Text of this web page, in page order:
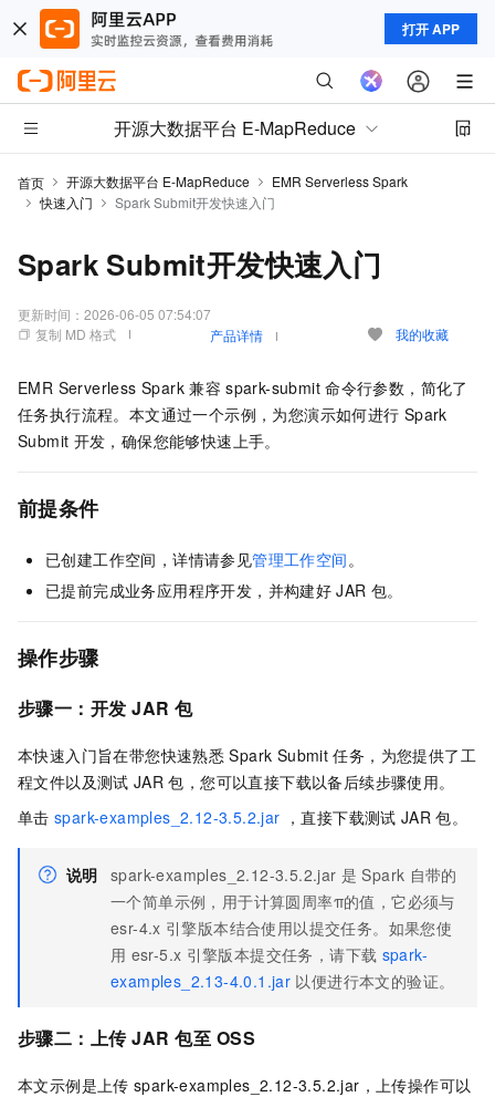
打开 APP
开源大数据平台 E-MapReduce
首页 开源大数据平台 E-MapReduce
EMR Serverless Spark
快速入门
Spark Submit开发快速入门
Spark Submit开发快速入门
更新时间： 2026-06-05 07:54:07
复制 MD 格式
产品详情 我的收藏
EMR Serverless Spark 兼容 spark-submit 命令行参数，简化了
任务执行流程。本文通过一个示例，为您演示如何进行 Spark
Submit 开发，确保您能够快速上手。
前提条件
已创建工作空间，详情请参见管理工作空间。
已提前完成业务应用程序开发，并构建好 JAR 包。
操作步骤
步骤一：开发 JAR 包
本快速入门旨在带您快速熟悉 Spark Submit 任务，为您提供了工
程文件以及测试 JAR 包，您可以直接下载以备后续步骤使用。
单击 spark-examples_2.12-3.5.2.jar ，直接下载测试 JAR 包。
说明 spark-examples_2.12-3.5.2.jar 是 Spark 自带的
一个简单示例，用于计算圆周率π的值，它必须与
esr-4.x 引擎版本结合使用以提交任务。如果您使
用 esr-5.x 引擎版本提交任务，请下载 spark-
examples_2.13-4.0.1.jar 以便进行本文的验证。
步骤二：上传 JAR 包至 OSS
本文示例是上传 spark-examples_2.12-3.5.2.jar，上传操作可以